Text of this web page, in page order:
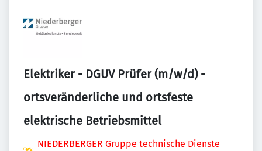
Elektriker - DGUV Prüfer (m/w/d) -
ortsveränderliche und ortsfeste
elektrische Betriebsmittel
NIEDERBERGER Gruppe technische Dienste